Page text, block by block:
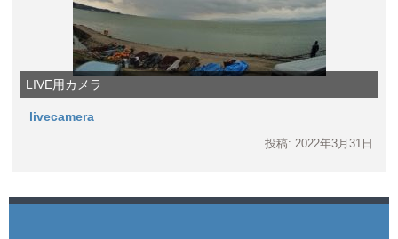
LIVE用カメラ
livecamera
投稿: 2022年3月31日